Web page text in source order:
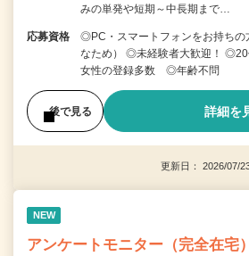
みの単発や短期～中長期まで…
応募資格
◎PC・スマートフォンをお持ち
なため） ◎未経験者大歓迎！
女性の登録多数 ◎年齢不問
後で見る 詳細を
更新日： 2026/07/
NEW
アンケートモニター（完全在宅）